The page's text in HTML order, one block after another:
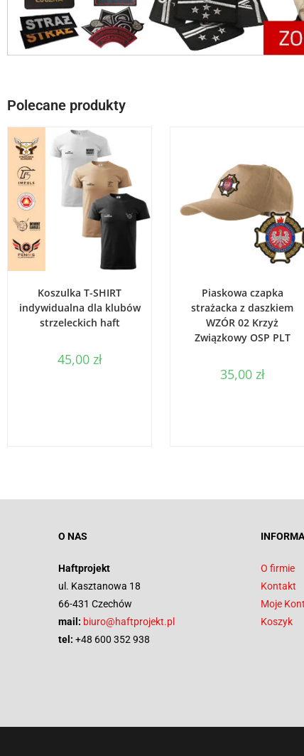
Polecane produkty
Koszulka T-SHIRT
indywidualna dla klubów
strzeleckich haft
45,00 zł
Piaskowa czapka
strażacka z daszkiem
WZÓR 02 Krzyż
Związkowy OSP PLT
35,00 zł
O NAS
Haftprojekt
ul. Kasztanowa 18
66-431 Czechów
mail: biuro@haftprojekt.pl
tel: +48 600 352 938
O firmie
Kontakt
Moje
Koszyk